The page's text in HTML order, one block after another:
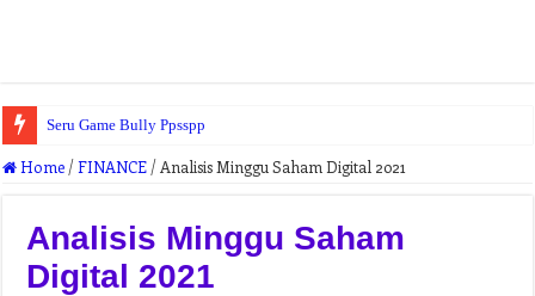
Seru Game Bully Ppsspp
Home /FINANCE / Analisis Minggu Saham Digital 2021
Analisis Minggu Saham
Digital 2021